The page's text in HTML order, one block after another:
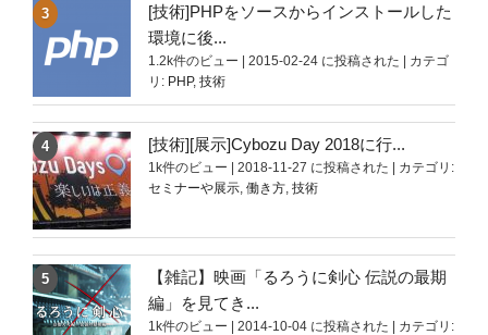
[技術]PHPをソースからインストールした
環境に後...
1.2k件のビュー | 2015-02-24 に投稿された | カテゴ
リ: PHP, 技術
[技術][展示]Cybozu Day 2018に行...
1k件のビュー | 2018-11-27 に投稿された | カテゴリ:
セミナーや展示 働き方 技術
【雑記】映画「るろうに剣心 伝説の最期
編」を見てき...
1k件のビュー | 2014-10-04 に投稿された | カテゴリ: